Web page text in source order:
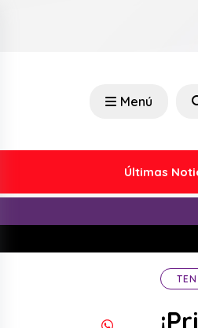
Menú
Últimas